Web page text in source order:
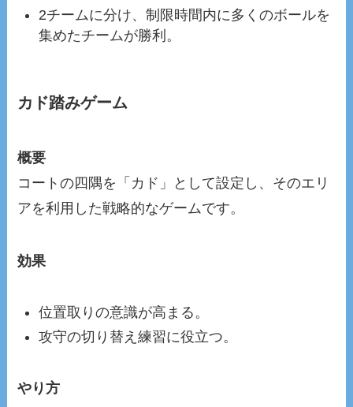
2チームに分け、制限時間内に多くのボールを
集めたチームが勝利。
カド踏みゲーム
概要
コートの四隅を「カド」として設定し、そのエリ
アを利用した戦略的なゲームです。
効果
位置取りの意識が高まる。
攻守の切り替え練習に役立つ。
やり方